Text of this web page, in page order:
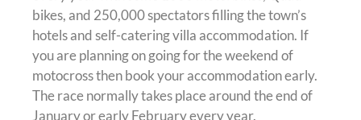
bikes, and 250,000 spectators filling the town’s
hotels and self-catering villa accommodation. If
you are planning on going for the weekend of
motocross then book your accommodation early.
The race normally takes place around the end of
January or early February every year.